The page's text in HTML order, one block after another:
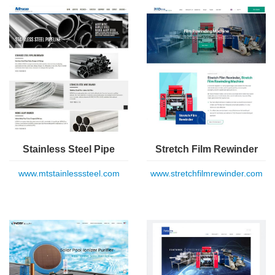
Stainless Steel Pipe
www.mtstainlesssteel.com
Stretch Film Rewinder
www.stretchfilmrewinder.com